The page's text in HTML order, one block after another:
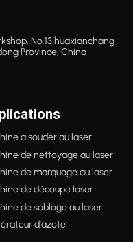
No.13 huaxianchang
Province, China
à souder au laser
de nettoyage au laser
de marquage au laser
de découpe laser
de sablage au laser
d'azote